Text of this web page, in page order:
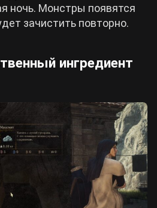
ночь. Монстры появятся
зачистить повторно.
ингредиент